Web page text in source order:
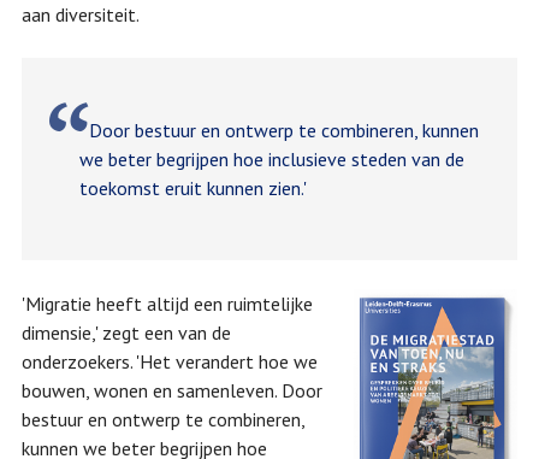
aan diversiteit.
Door bestuur en ontwerp te combineren, kunnen
we beter begrijpen hoe inclusieve steden van de
toekomst eruit kunnen zien.'
'Migratie heeft altijd een ruimtelijke
dimensie,' zegt een van de
onderzoekers. 'Het verandert hoe we
bouwen, wonen en samenleven. Door
bestuur en ontwerp te combineren,
kunnen we beter begrijpen hoe